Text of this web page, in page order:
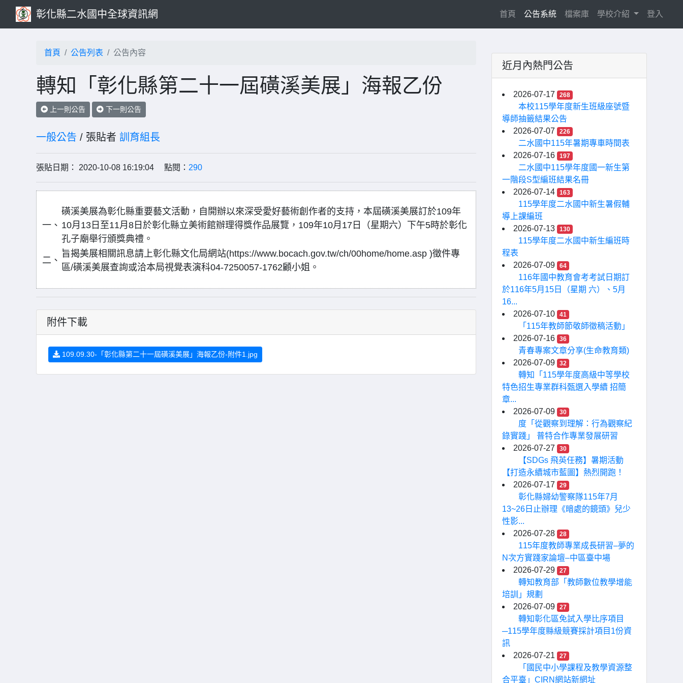
彰化縣二水國中全球資訊網 首頁 (current)
公告系統 檔案庫 學校介紹 登入
首頁 公告列表 公告內容
轉知「彰化縣第二十一屆磺溪美展」海報乙份
上一則公告 下一則公告
一般公告 / 張貼者 訓育組長
張貼日期： 2020-10-08 16:19:04 點閱： 290
一、
磺溪美展為彰化縣重要藝文活動，自開辦以來深受愛好藝術創作者的支持，本屆磺溪美展訂於109年
10月13日至11月8日於彰化縣立美術館辦理得獎作品展覽，109年10月17日（星期六）下午5時於彰化
孔子廟舉行頒獎典禮。
二、
旨揭美展相關訊息請上彰化縣文化局網站(https://www.bocach.gov.tw/ch/00home/home.asp )徵件專
區/磺溪美展查詢或洽本局視覺表演科04-7250057-1762顧小姐。
附件下載
109.09.30-「彰化縣第二十一屆磺溪美展」海報乙份-附件1.jpg
近月內熱門公告
2026-07-17 268
本校115學年度新生班級座號暨
導師抽籤結果公告
2026-07-07
226
二水國中115年暑期專車時間表
2026-07-16
197
二水國中115學年度國一新生第
一階段S型編班結果名冊
2026-07-14
163
115學年度二水國中新生暑假輔
導上課編班
2026-07-13
130
115學年度二水國中新生編班時
程表
2026-07-09
64
116年國中教育會考考試日期訂
於116年5月15日（星期 六）、5月
16...
2026-07-10
41
「115年教師節敬師徵稿活動」
2026-07-16
36
青春專案文章分享(生命教育類)
2026-07-09
32
轉知「115學年度高級中等學校
特色招生專業群科甄選入學續 招簡
章...
2026-07-09
30
度「從觀察到理解：行為觀察紀
錄實踐」 普特合作專業發展研習
2026-07-27
30
【SDGs 飛英任務】暑期活動
【打造永續城市藍圖】熱烈開跑！
2026-07-17
29
彰化縣婦幼警察隊115年7月
13~26日止辦理《暗處的鏡頭》兒少
性影...
2026-07-28
28
115年度教師專業成長研習–夢的
N次方實踐家論壇–中區臺中場
2026-07-29
27
轉知教育部「教師數位教學增能
培訓」規劃
2026-07-09
27
轉知彰化區免試入學比序項目
─115學年度縣級競賽採計項目1份資
訊
2026-07-21
27
「國民中小學課程及教學資源整
合平臺」CIRN網站新網址